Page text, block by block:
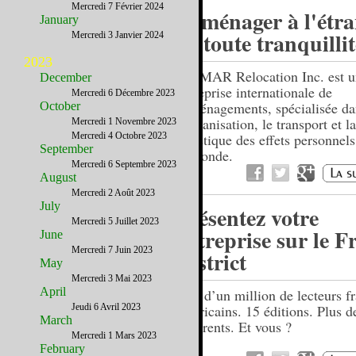
Déménager à
en toute
BRIMAR Relocation Inc. est
entreprise internationale de
déménagements, spécialisée
l’organisation, le transport et la
logistique des effets
le monde.
Présentez votre
entreprise sur le
District
Plus d’un million de lecteurs
américains. 15 éditions. Plus
adhérents. Et vous ?
Mercredi 7 Février 2024
January
Mercredi 3 Janvier 2024
2023
December
Mercredi 6 Décembre 2023
October
Mercredi 1 Novembre 2023
Mercredi 4 Octobre 2023
September
Mercredi 6 Septembre 2023
August
Mercredi 2 Août 2023
July
Mercredi 5 Juillet 2023
June
Mercredi 7 Juin 2023
May
Mercredi 3 Mai 2023
April
Jeudi 6 Avril 2023
March
Mercredi 1 Mars 2023
February